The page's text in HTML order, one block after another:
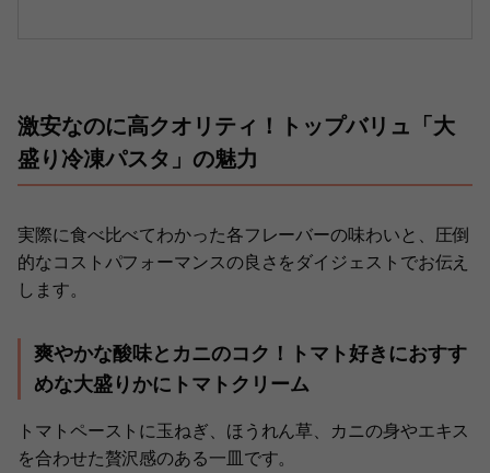
激安なのに高クオリティ！トップバリュ「大
盛り冷凍パスタ」の魅力
実際に食べ比べてわかった各フレーバーの味わいと、圧倒
的なコストパフォーマンスの良さをダイジェストでお伝え
します。
爽やかな酸味とカニのコク！トマト好きにおすす
めな大盛りかにトマトクリーム
トマトペーストに玉ねぎ、ほうれん草、カニの身やエキス
を合わせた贅沢感のある一皿です。